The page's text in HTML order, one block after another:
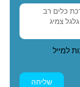
למייל
שליחה